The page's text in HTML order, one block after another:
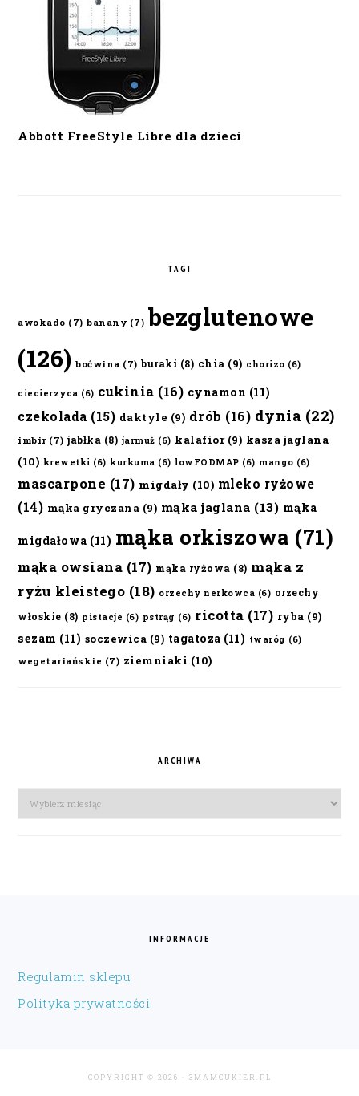
Abbott FreeStyle Libre dla dzieci
TAGI
awokado (7) banany (7) bezglutenowe
(126) boćwina (7) buraki (8) chia (9) chorizo (6)
ciecierzyca (6) cukinia (16) cynamon (11)
czekolada (15) daktyle (9) drób (16) dynia (22)
imbir (7) jabłka (8) jarmuż (6) kalafior(9) kasza jaglana
(10) krewetki (6) kurkuma (6) lowFODMAP (6) mango (6)
mascarpone (17) migdały (10) mleko ryżowe
(14) mąka gryczana (9) mąka jaglana (13) mąka
migdałowa (11) mąka orkiszowa (71)
mąka owsiana (17) mąka ryżowa (8) mąka z
ryżu kleistego (18) orzechy nerkowca (6) orzechy
włoskie (8) pistacje (6) pstrąg (6) ricotta (17) ryba (9)
sezam (11) soczewica (9) tagatoza (11) twaróg (6)
wegetariańskie (7) ziemniaki (10)
ARCHIWA
Archiwa
INFORMACJE
Regulamin sklepu
Polityka prywatności
COPYRIGHT © 2026 · 3MAMCUKIER.PL